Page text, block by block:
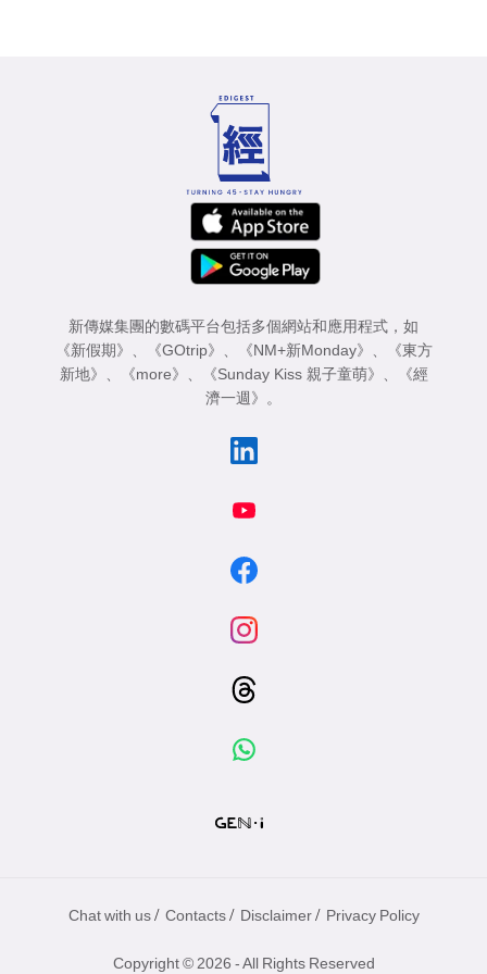
新傳媒集團的數碼平台包括多個網站和應用程式，如
《新假期》
《GOtrip》 《NM+新Monday》
《東方
新地》
《more》 《Sunday Kiss 親子童萌》
《經
濟一週》
。
Chat with us / Contacts / Disclaimer / Privacy Policy
Copyright © 2026 - All Rights Reserved